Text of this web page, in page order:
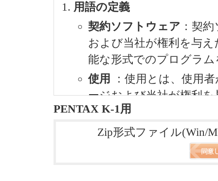
用語の定義
契約ソフトウェア ：契
および当社が権利を与
能な形式でのプログラ
使用
：使用とは、使用
ージおよび当社が権利
み出すことをいいます。
指定機械：指定機械とは
ために設置した単一の
PENTAX K-1用
Zip形式ファイル